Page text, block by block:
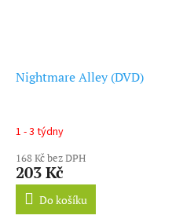
Nightmare Alley (DVD)
1 - 3 týdny
168 Kč bez DPH
203 Kč
Do košíku